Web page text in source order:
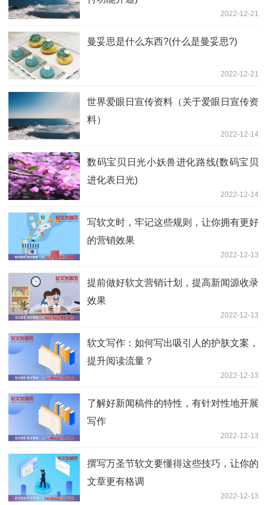
2022-12-21
曼妥思是什么东西?(什么是曼妥思?)
2022-12-21
世界爱眼日宣传资料（关于爱眼日宣传资
料）
2022-12-14
数码宝贝日光小妖兽进化路线(数码宝贝
进化表日光)
2022-12-14
写软文时，牢记这些规则，让你拥有更好
的营销效果
2022-12-13
提前做好软文营销计划，提高新闻源收录
效果
2022-12-13
软文写作：如何写出吸引人的护肤文案，
提升阅读流量？
2022-12-13
了解好新闻稿件的特性，有针对性地开展
写作
2022-12-13
撰写万圣节软文要懂得这些技巧，让你的
文章更有格调
2022-12-13